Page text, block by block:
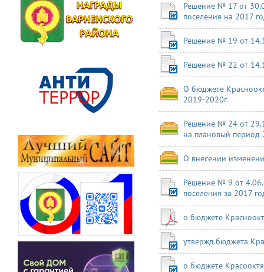
Решение № 17 от
поселения на 2017
Решение № 19 от
Решение № 22 от
О бюджете
2019-2020г.
Решение № 24 от
на плановый
О внесении
Решение № 9 от
поселения за 2017
о бюджете
утвержд.бюджета
о бюджете